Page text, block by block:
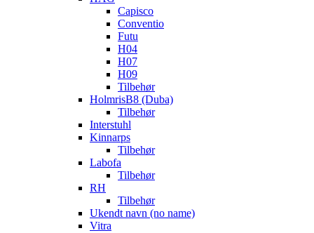
Capisco
Conventio
Futu
H04
H07
H09
Tilbehør
HolmrisB8 (Duba)
Tilbehør
Interstuhl
Kinnarps
Tilbehør
Labofa
Tilbehør
RH
Tilbehør
Ukendt navn (no name)
Vitra